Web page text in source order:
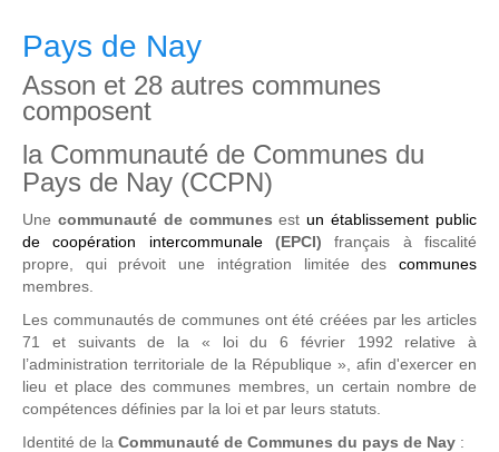
Pays de Nay
Asson et 28 autres communes
composent
la Communauté de Communes du
Pays de Nay (CCPN)
Une communauté de communes estun établissement public
de coopération intercommunale (EPCI) français à fiscalité
propre, qui prévoit une intégration limitée des communes
membres.
Les communautés de communes ont été créées par les articles
71 et suivants de la « loi du 6 février 1992 relative à
l’administration territoriale de la République », afin d'exercer en
lieu et place des communes membres, un certain nombre de
compétences définies par la loi et par leurs statuts.
Identité de la Communauté de Communes du pays de Nay :